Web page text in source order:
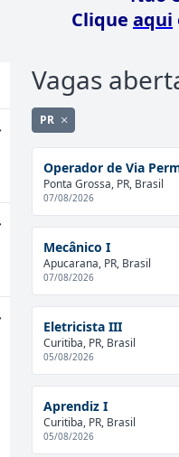
Clique aqui
Vagas
PR
Operador de Via
Ponta Grossa, PR, Brasil
07/08/2026
Mecânico I
Apucarana, PR, Brasil
07/08/2026
Eletricista III
Curitiba, PR, Brasil
05/08/2026
Aprendiz I
Curitiba, PR, Brasil
05/08/2026